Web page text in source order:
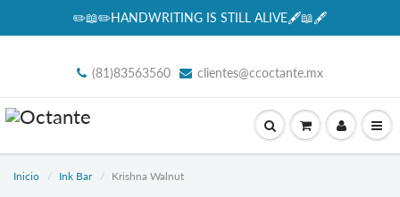
✏️📖✏️HANDWRITING IS STILL ALIVE🖋📖🖋
(81)83563560 clientes@ccoctante.mx
Inicio Ink Bar Krishna Walnut